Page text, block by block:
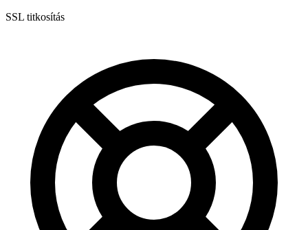
SSL titkosítás